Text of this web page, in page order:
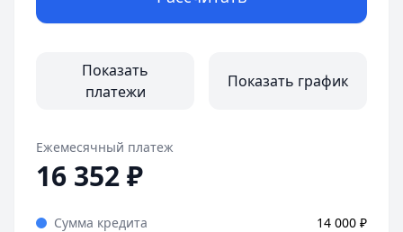
Показать
платежи
Показать график
Ежемесячный платеж
16 352₽
Сумма кредита 14 000 ₽